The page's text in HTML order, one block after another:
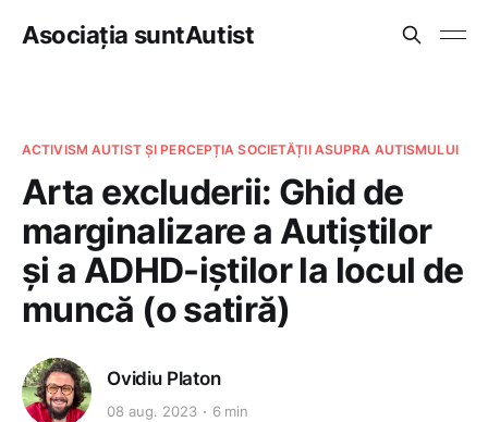
Asociația suntAutist
ACTIVISM AUTIST ȘI PERCEPȚIA SOCIETĂȚII ASUPRA AUTISMULUI
Arta excluderii: Ghid de
marginalizare a Autiștilor
și a ADHD-iștilor la locul de
muncă (o satiră)
Ovidiu Platon
08 aug. 2023 6 min